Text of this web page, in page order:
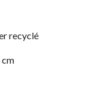
recyclé
cm